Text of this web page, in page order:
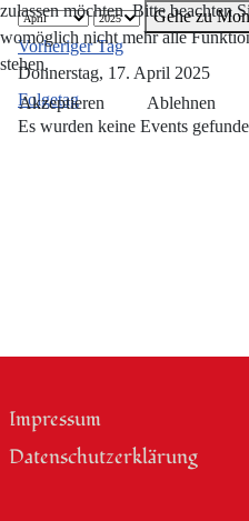
Gehe zu
Vorheriger Tag
Donnerstag, 17. April 2025
Folgetag
Es wurden keine Events
Impressum
Datenschutzerklärung
zulassen möchten. Bitte beachten
womöglich nicht mehr alle
stehen.
Akzeptieren Ablehnen